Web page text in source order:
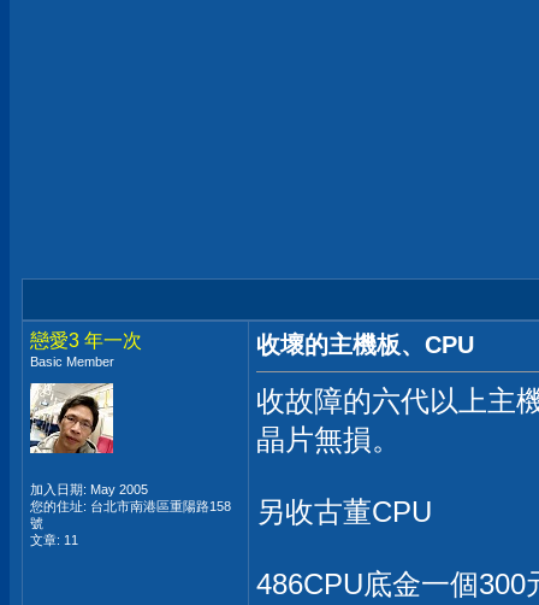
戀愛3 年一次
Basic Member
加入日期: May 2005
您的住址: 台北市南港區重陽路158
號
文章: 11
收壞的主機板、CPU
收故障的六代以上主
晶片無損。
另收古董CPU
486CPU底金一個300